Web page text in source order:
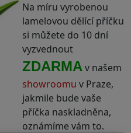
Na míru vyrobenou
lamelovou dělící příčku
si můžete do 10 dní
vyzvednout
ZDARMA v našem
showroomu v Praze,
jakmile bude vaše
příčka naskladněna,
oznámíme vám to.